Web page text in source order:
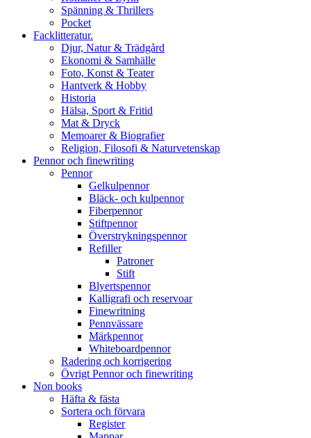
Spänning & Thrillers
Pocket
Facklitteratur.
Djur, Natur & Trädgård
Ekonomi & Samhälle
Foto, Konst & Teater
Hantverk & Hobby
Historia
Hälsa, Sport & Fritid
Mat & Dryck
Memoarer & Biografier
Religion, Filosofi & Naturvetenskap
Pennor och finewriting
Pennor
Gelkulpennor
Bläck- och kulpennor
Fiberpennor
Stiftpennor
Överstrykningspennor
Refiller
Patroner
Stift
Blyertspennor
Kalligrafi och reservoar
Finewritning
Pennvässare
Märkpennor
Whiteboardpennor
Radering och korrigering
Övrigt Pennor och finewriting
Non books
Häfta & fästa
Sortera och förvara
Register